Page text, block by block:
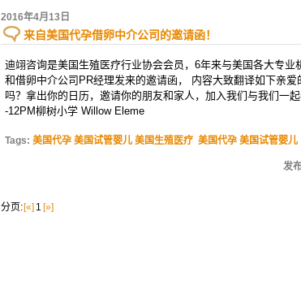
2016年4月13日
来自美国代孕借卵中介公司的邀请函！
迪翊咨询是美国生殖医疗行业协会会员，6年来与美国各大专
和借卵中介公司PR经理发来的邀请函， 内容大致翻译如下亲
吗？拿出你的日历，邀请你的朋友和家人，加入我们与我们
-12PM柳树小学 Willow Eleme
Tags: 美国代孕 美国试管婴儿 美国生殖医疗 美国代孕 美国试管婴儿
发
分页:[«] 1 [»]